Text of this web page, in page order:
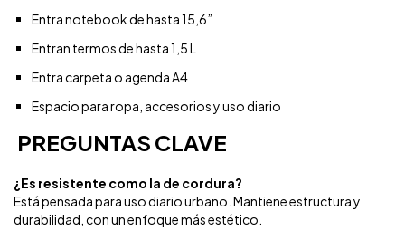
Entra notebook de hasta 15,6”
Entran termos de hasta 1,5 L
Entra carpeta o agenda A4
Espacio para ropa, accesorios y uso diario
PREGUNTAS CLAVE
¿Es resistente como la de cordura?
Está pensada para uso diario urbano. Mantiene estructura y
durabilidad, con un enfoque más estético.